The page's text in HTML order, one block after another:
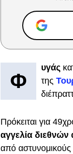
Φ
υγάς
της
Πρόκειται για
αγγελία
από